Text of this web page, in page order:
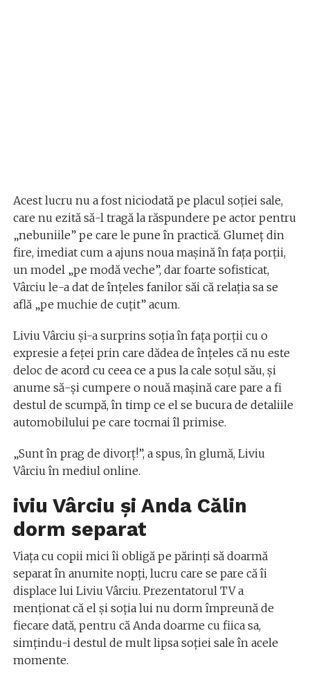
Acest lucru nu a fost niciodată pe placul soției sale,
care nu ezită să-l tragă la răspundere pe actor pentru
„nebuniile” pe care le pune în practică. Glumeț din
fire, imediat cum a ajuns noua mașină în fața porții,
un model „pe modă veche”, dar foarte sofisticat,
Vârciu le-a dat de înțeles fanilor săi că relația sa se
află „pe muchie de cuțit” acum.
Liviu Vârciu și-a surprins soția în fața porții cu o
expresie a feței prin care dădea de înțeles că nu este
deloc de acord cu ceea ce a pus la cale soțul său, și
anume să-și cumpere o nouă mașină care pare a fi
destul de scumpă, în timp ce el se bucura de detaliile
automobilului pe care tocmai îl primise.
„Sunt în prag de divorț!”, a spus, în glumă, Liviu
Vârciu în mediul online.
iviu Vârciu și Anda Călin
dorm separat
Viața cu copii mici îi obligă pe părinți să doarmă
separat în anumite nopți, lucru care se pare că îi
displace lui Liviu Vârciu. Prezentatorul TV a
menționat că el și soția lui nu dorm împreună de
fiecare dată, pentru că Anda doarme cu fiica sa,
simțindu-i destul de mult lipsa soției sale în acele
momente.